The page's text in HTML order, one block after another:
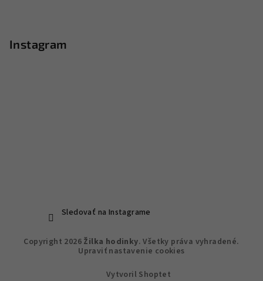
Instagram
Sledovať na Instagrame
Copyright 2026 Žilka hodinky. Všetky práva vyhradené.
Upraviť nastavenie cookies
Vytvoril Shoptet